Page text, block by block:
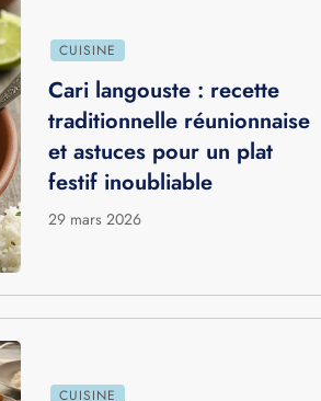
comprendre la période critique
et les solutions de prévention
efficaces
10 novembre 2024